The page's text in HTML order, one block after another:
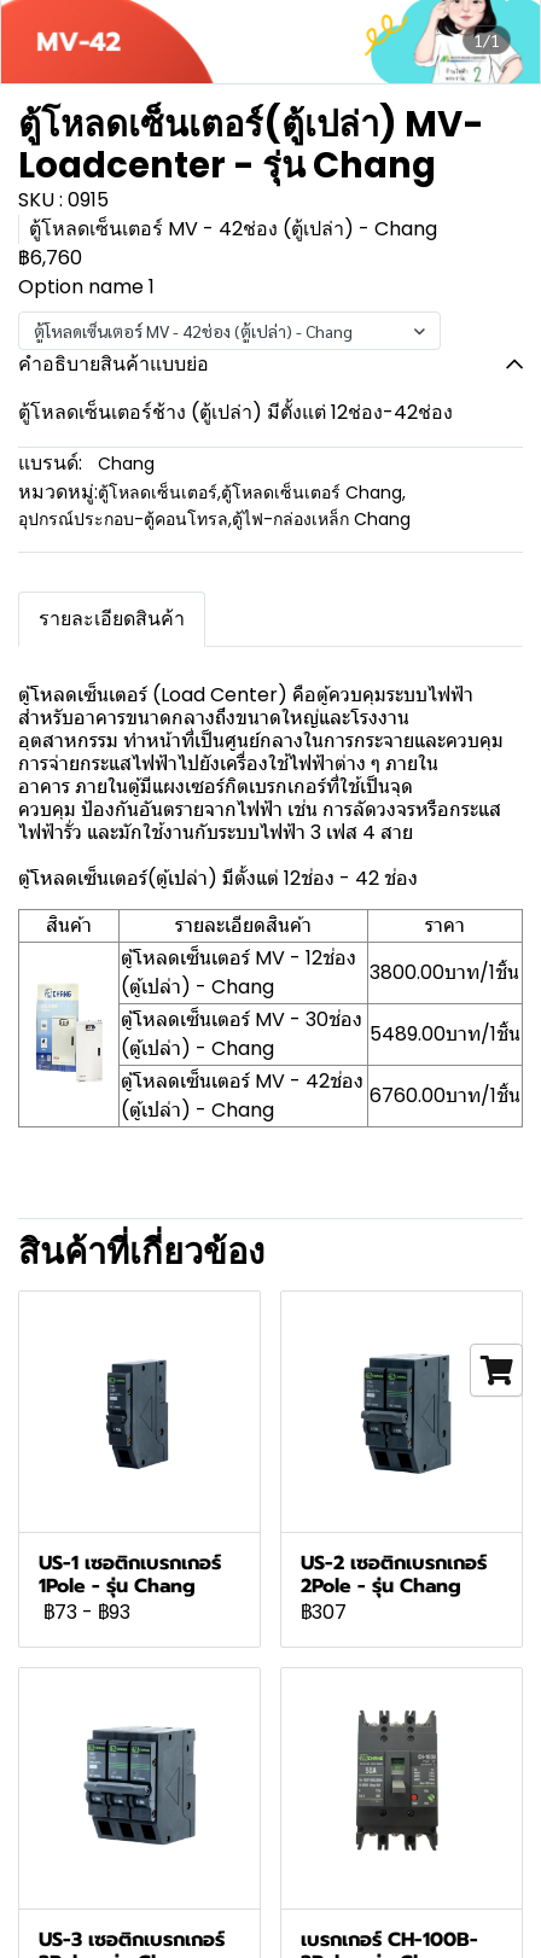
1/1
ตู้โหลดเซ็นเตอร์(ตู้เปล่า) MV-
Loadcenter - รุ่น Chang
SKU : 0915
ตู้โหลดเซ็นเตอร์ MV - 42ช่อง (ตู้เปล่า) - Chang
฿6,760
Option name 1
ตู้โหลดเซ็นเตอร์ MV - 42ช่อง (ตู้เปล่า) - Chang
คำอธิบายสินค้าแบบย่อ
ตู้โหลดเซ็นเตอร์ช้าง (ตู้เปล่า) มีตั้งแต่ 12ช่อง-42ช่อง
แบรนด์:
Chang
หมวดหมู่:ตู้โหลดเซ็นเตอร์,ตู้โหลดเซ็นเตอร์ Chang,
อุปกรณ์ประกอบ-ตู้คอนโทรล,ตู้ไฟ-กล่องเหล็ก Chang
รายละเอียดสินค้า
ตู้โหลดเซ็นเตอร์ (Load Center) คือตู้ควบคุมระบบไฟฟ้า
สำหรับอาคารขนาดกลางถึงขนาดใหญ่และโรงงาน
อุตสาหกรรม ทำหน้าที่เป็นศูนย์กลางในการกระจายและควบคุม
การจ่ายกระแสไฟฟ้าไปยังเครื่องใช้ไฟฟ้าต่าง ๆ ภายใน
อาคาร ภายในตู้มีแผงเซอร์กิตเบรกเกอร์ที่ใช้เป็นจุด
ควบคุม ป้องกันอันตรายจากไฟฟ้า เช่น การลัดวงจรหรือกระแส
ไฟฟ้ารั่ว และมักใช้งานกับระบบไฟฟ้า 3 เฟส 4 สาย
ตู้โหลดเซ็นเตอร์(ตู้เปล่า) มีตั้งแต่ 12ช่อง - 42 ช่อง
สินค้า
รายละเอียดสินค้า
ราคา
ตู้โหลดเซ็นเตอร์ MV - 12ช่อง
(ตู้เปล่า) - Chang
3800.00บาท/1ชิ้น
ตู้โหลดเซ็นเตอร์ MV - 30ช่อง
(ตู้เปล่า) - Chang
5489.00บาท/1ชิ้น
ตู้โหลดเซ็นเตอร์ MV - 42ช่อง
(ตู้เปล่า) - Chang
6760.00บาท/1ชิ้น
สินค้าที่เกี่ยวข้อง
US-1 เซอติกเบรกเกอร์
1Pole - รุ่น Chang
฿73 - ฿93
US-2 เซอติกเบรกเกอร์
2Pole - รุ่น Chang
฿307
US-3 เซอติกเบรกเกอร์ เบรกเกอร์ CH-100B-